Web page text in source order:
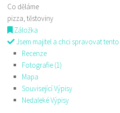
Co děláme
pizza, těstoviny
Záložka
Jsem majitel a chci spravovat
Recenze
Fotografie (1)
Mapa
Související Výpisy
Nedaleké Výpisy